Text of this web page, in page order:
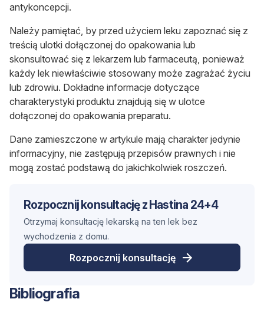
antykoncepcji.
Należy pamiętać, by przed użyciem leku zapoznać się z
treścią ulotki dołączonej do opakowania lub
skonsultować się z lekarzem lub farmaceutą, ponieważ
każdy lek niewłaściwie stosowany może zagrażać życiu
lub zdrowiu. Dokładne informacje dotyczące
charakterystyki produktu znajdują się w ulotce
dołączonej do opakowania preparatu.
Dane zamieszczone w artykule mają charakter jedynie
informacyjny, nie zastępują przepisów prawnych i nie
mogą zostać podstawą do jakichkolwiek roszczeń.
Rozpocznij konsultację z Hastina 24+4
Otrzymaj konsultację lekarską na ten lek bez
wychodzenia z domu.
Rozpocznij konsultację
Bibliografia